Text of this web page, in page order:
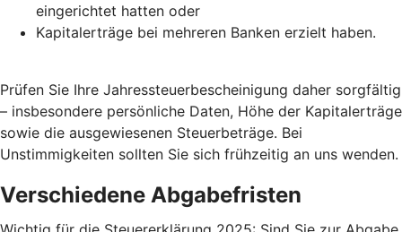
eingerichtet hatten oder
Kapitalerträge bei mehreren Banken erzielt haben.
Prüfen Sie Ihre Jahressteuerbescheinigung daher sorgfältig
– insbesondere persönliche Daten, Höhe der Kapitalerträge
sowie die ausgewiesenen Steuerbeträge. Bei
Unstimmigkeiten sollten Sie sich frühzeitig an uns wenden.
Verschiedene Abgabefristen